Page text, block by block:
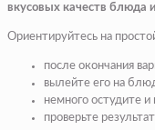
вкусовых качеств блюда
Ориентируйтесь на
после окончания
вылейте его на
немного остудите и
проверьте